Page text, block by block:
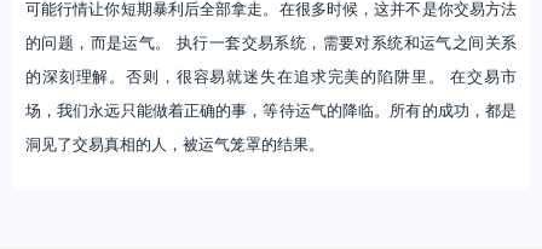
可能行情让你短期暴利后全部拿走。在很多时候，这并不是你交易方法
的问题，而是运气。 执行一套交易系统，需要对系统和运气之间关系
的深刻理解。否则，很容易就迷失在追求完美的陷阱里。 在交易市
场，我们永远只能做着正确的事，等待运气的降临。所有的成功，都是
洞见了交易真相的人，被运气笼罩的结果。